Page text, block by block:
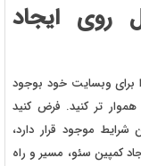
روی ایجاد
برای وبسایت خود بوجود
تر کنید. فرض کنید
موجود قرار دارد،
کمپین سئو، مسیر و راه